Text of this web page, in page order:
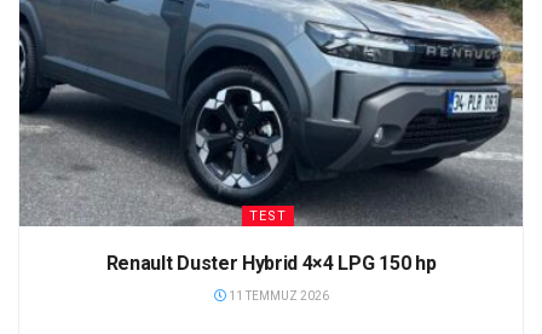
TEST
Renault Duster Hybrid 4×4 LPG 150 hp
11 TEMMUZ 2026